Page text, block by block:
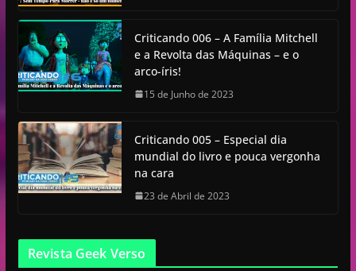
Criticando 006 – A Família Mitchell
e a Revolta das Máquinas – e o
arco-íris!
15 de Junho de 2023
Criticando 005 – Especial dia
mundial do livro e pouca vergonha
na cara
23 de Abril de 2023
Revista Geek Verso